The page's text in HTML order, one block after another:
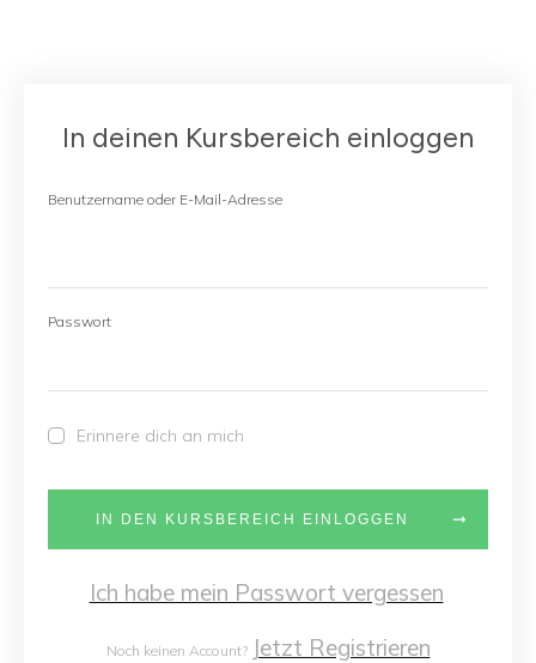
In deinen Kursbereich einloggen
Benutzername oder E-Mail-Adresse
Passwort
Erinnere dich an mich
IN DEN KURSBEREICH EINLOGGEN
Ich habe mein Passwort vergessen
Noch keinen Account? Jetzt Registrieren